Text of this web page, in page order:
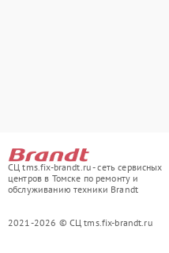
СЦ tms.fix-brandt.ru - сеть сервисных
центров в Томске по ремонту и
обслуживанию техники Brandt
2021-2026 © СЦ tms.fix-brandt.ru